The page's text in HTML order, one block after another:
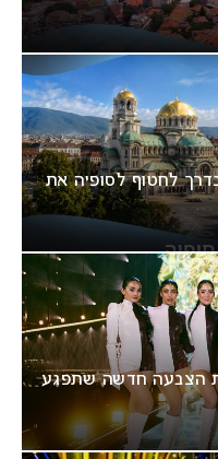
2027: בורגס בדרך לחטוף לסופיה את
לאמץ שיטת הצבעה חדשה שתפגע